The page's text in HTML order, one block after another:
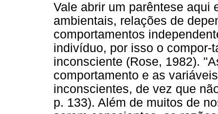
Vale abrir um parêntese aqui
ambientais, relações de
comportamentos
indivíduo, por isso o compor-
inconsciente (Rose, 1982).
comportamento e as
inconscientes, de vez que
p. 133). Além de muitos de